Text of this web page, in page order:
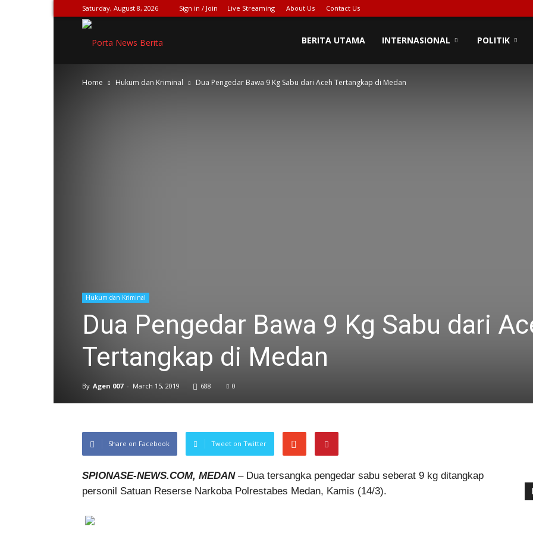
Saturday, August 8, 2026 Sign in / Join Live Streaming About Us Contact Us
NEWS[DOT]COM
BERITA UTAMA INTERNASIONAL POLITIK
Home Hukum dan Kriminal Dua Pengedar Bawa 9 Kg Sabu dari Aceh Tertangkap di Medan
Hukum dan Kriminal
Dua Pengedar Bawa 9 Kg Sabu dari
Tertangkap di Medan
By Agen 007 - March 15, 2019 688 0
Share on Facebook Tweet on Twitter
SPIONASE-NEWS.COM, MEDAN– Dua tersangka pengedar sabu seberat 9 kg ditangkap
personil Satuan Reserse Narkoba Polrestabes Medan, Kamis (14/3).